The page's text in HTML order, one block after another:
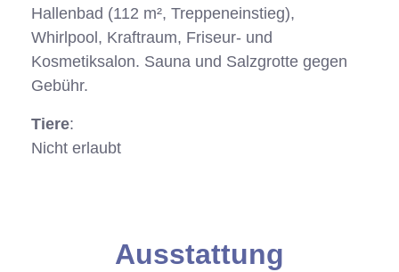
Hallenbad (112 m², Treppeneinstieg),
Whirlpool, Kraftraum, Friseur- und
Kosmetiksalon. Sauna und Salzgrotte gegen
Gebühr.
Tiere:
Nicht erlaubt
Ausstattung